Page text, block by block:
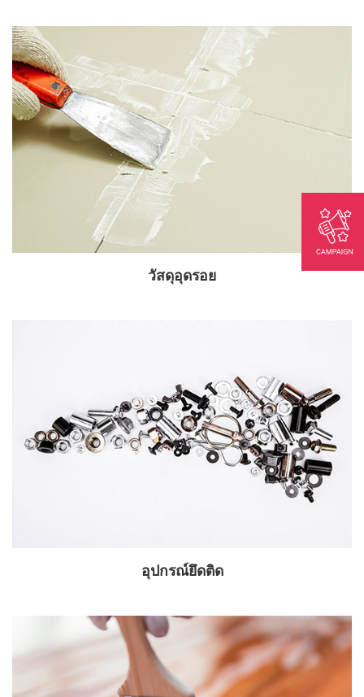
วัสดุอุดรอย
อุปกรณ์ยึดติด